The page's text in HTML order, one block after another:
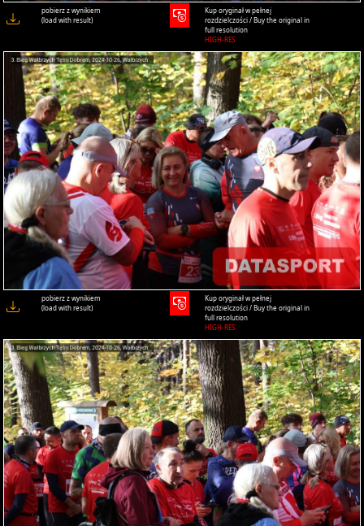
pobierz z wynikiem
(load with result)
Kup oryginał w pełnej
rozdzielczości / Buy the original in
full resolution
HIGH-RES
pobierz z wynikiem
(load with result)
Kup oryginał w pełnej
rozdzielczości / Buy the original in
full resolution
HIGH-RES